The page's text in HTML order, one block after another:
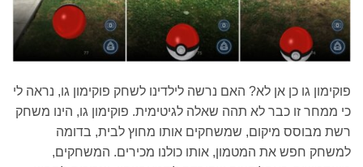
פוקימון גו כן אן לא? האם נרשה לילדינו לשחק פוקימון גו, נראה לי
כי ממחר זו כבר לא תהה שאלה לגיטימית. פוקימון גו, הינו משחק
רשת מבוסס מיקום, שמשחקים אותו מחוץ לבית, בדומה
למשחק חפש את המטמון, אותו כולנו מכירים. המשחקים,